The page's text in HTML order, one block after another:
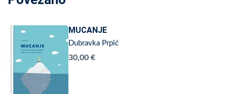
MUCANJE
Dubravka Prpić
30,00 €